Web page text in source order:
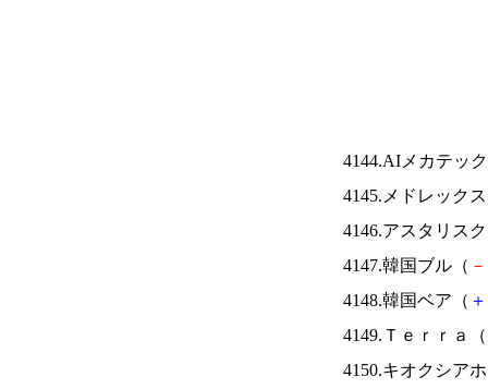
4144.AIメカテッ
4145.メドレック
4146.アスタリス
4147.韓国ブル（ －
4148.韓国ベア（ ＋
4149.Ｔｅｒｒａ（
4150.キオクシア